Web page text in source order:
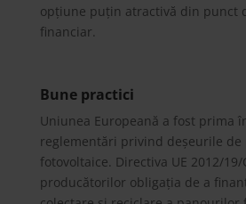
opțiune puțin atractivă din punct
financiar.
Bune practici
Uniunea Europeană a fost prima
reglementări privind deșeurile de
fotovoltaice. Directiva UE 2012/19/
producătorilor obligația de a